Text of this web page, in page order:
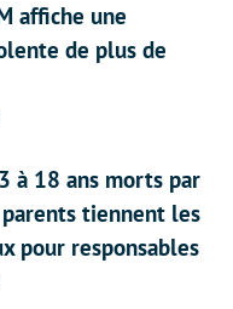
affiche une
de plus de
à 18 ans morts par
tiennent les
pour responsables